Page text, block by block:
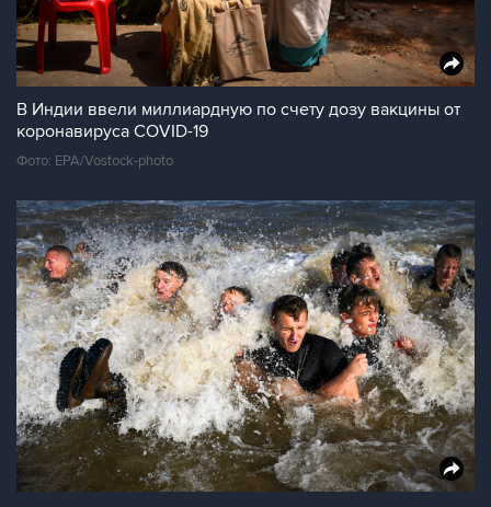
В Индии ввели миллиардную по счету дозу вакцины от
коронавируса COVID-19
Фото: EPA/Vostock-photo